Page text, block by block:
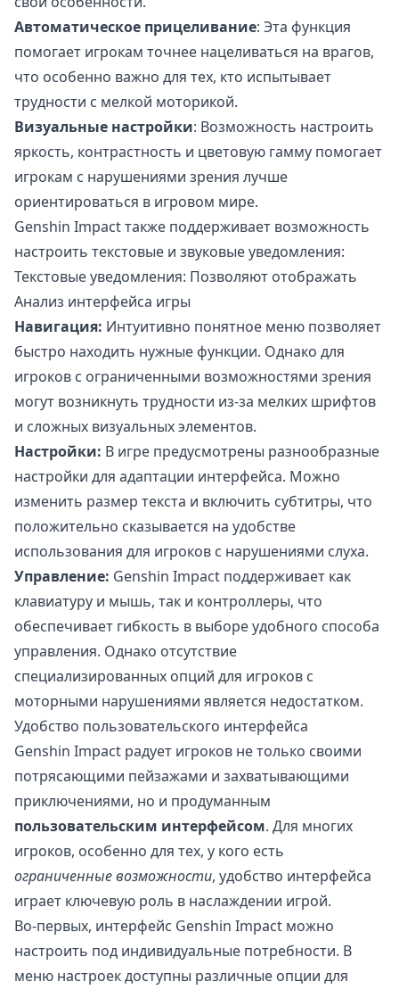
Автоматическое прицеливание: Эта функция
помогает игрокам точнее нацеливаться на врагов,
что особенно важно для тех, кто испытывает
трудности с мелкой моторикой.
Визуальные настройки: Возможность настроить
яркость, контрастность и цветовую гамму помогает
игрокам с нарушениями зрения лучше
ориентироваться в игровом мире.
Genshin Impact также поддерживает возможность
настроить текстовые и звуковые уведомления:
Текстовые уведомления: Позволяют отображать
Анализ интерфейса игры
Навигация: Интуитивно понятное меню позволяет
быстро находить нужные функции. Однако для
игроков с ограниченными возможностями зрения
могут возникнуть трудности из-за мелких шрифтов
и сложных визуальных элементов.
Настройки: В игре предусмотрены разнообразные
настройки для адаптации интерфейса. Можно
изменить размер текста и включить субтитры, что
положительно сказывается на удобстве
использования для игроков с нарушениями слуха.
Управление: Genshin Impact поддерживает как
клавиатуру и мышь, так и контроллеры, что
обеспечивает гибкость в выборе удобного способа
управления. Однако отсутствие
специализированных опций для игроков с
моторными нарушениями является недостатком.
Удобство пользовательского интерфейса
Genshin Impact радует игроков не только своими
потрясающими пейзажами и захватывающими
приключениями, но и продуманным
пользовательским интерфейсом. Для многих
игроков, особенно для тех, у кого есть
ограниченные возможности, удобство интерфейса
играет ключевую роль в наслаждении игрой.
Во-первых, интерфейс Genshin Impact можно
настроить под индивидуальные потребности. В
меню настроек доступны различные опции для